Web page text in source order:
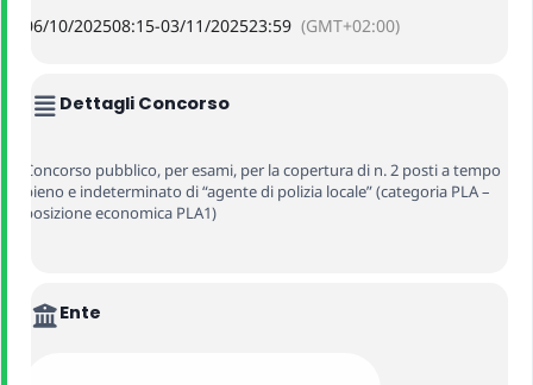
06/10/202508:15-03/11/202523:59 (GMT+02:00)
Dettagli Concorso
Concorso pubblico, per esami, per la copertura di n. 2 posti a tempo
pieno e indeterminato di “agente di polizia locale” (categoria PLA –
posizione economica PLA1)
Ente